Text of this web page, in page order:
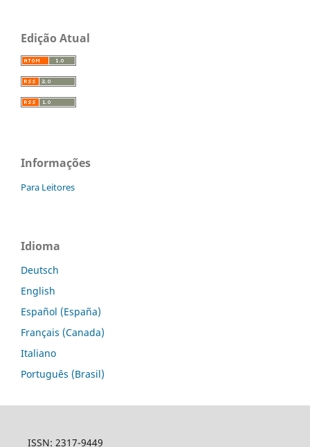
Edição Atual
Informações
Para Leitores
Idioma
Deutsch
English
Español (España)
Français (Canada)
Italiano
Português (Brasil)
ISSN: 2317-9449